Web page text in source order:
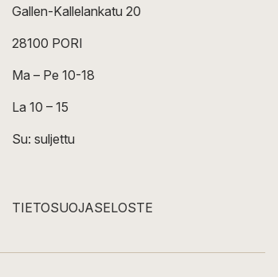
Gallen-Kallelankatu 20
28100 PORI
Ma – Pe 10-18
La 10 – 15
Su: suljettu
TIETOSUOJASELOSTE